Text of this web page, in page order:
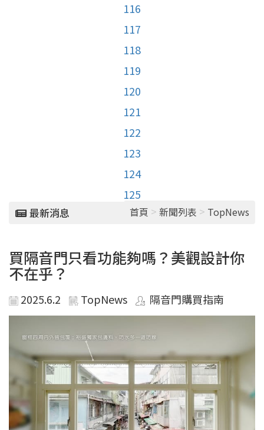
116
117
118
119
120
121
122
123
124
125
最新消息 首頁 > 新聞列表 > TopNews
買隔音門只看功能夠嗎？美觀設計你
不在乎？
2025.6.2 TopNews 隔音門購買指南